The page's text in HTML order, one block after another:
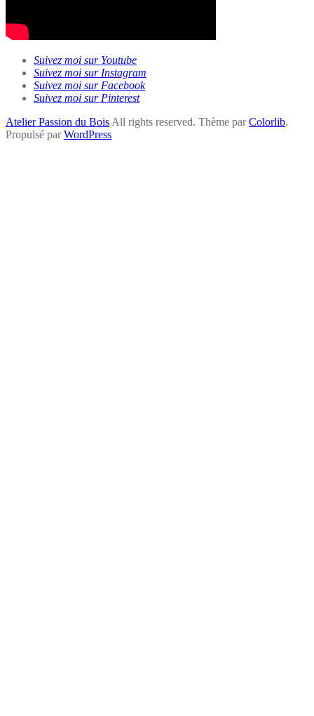
Suivez moi sur Youtube
Suivez moi sur Instagram
Suivez moi sur Facebook
Suivez moi sur Pinterest
Atelier Passion du Bois All rights reserved. Thème parColorlib.
Propulsé parWordPress